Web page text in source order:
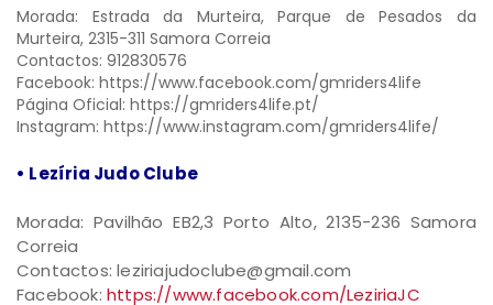
Morada: Estrada da Murteira, Parque de Pesados da
Murteira, 2315-311 Samora Correia
Contactos: 912830576
Facebook: https://www.facebook.com/gmriders4life
Página Oficial: https://gmriders4life.pt/
Instagram: https://www.instagram.com/gmriders4life/
• Lezíria Judo Clube
Morada: Pavilhão EB2,3 Porto Alto, 2135-236 Samora
Correia
Contactos: leziriajudoclube@gmail.com
Facebook: https://www.facebook.com/LeziriaJC